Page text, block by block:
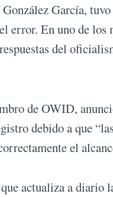
García, tuvo
error. En uno de los
del
de OWID,
debido a que
el
actualiza a diario